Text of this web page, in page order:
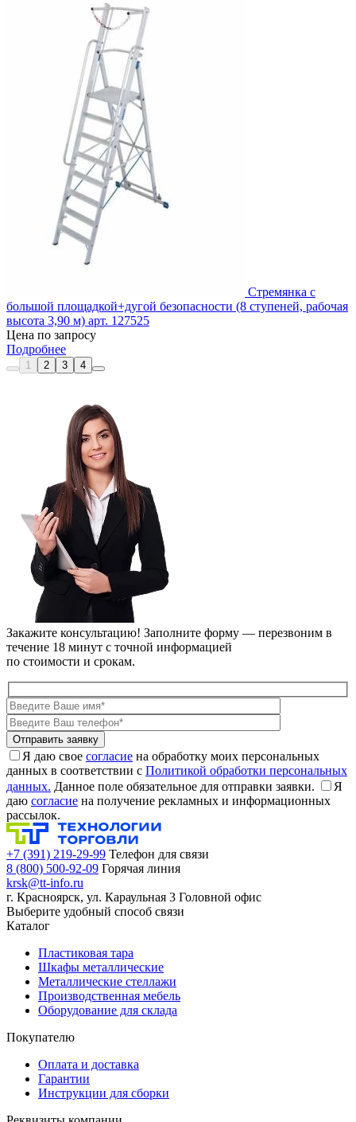
Стремянка с
большой площадкой+дугой безопасности (8 ступеней, рабочая
высота 3,90 м) арт. 127525
Цена по запросу
Подробнее
1 2 3 4
Закажите консультацию! Заполните форму — перезвоним в
течение 18 минут с точной информацией
по стоимости и срокам.
Я даю свое согласие на обработку моих персональных
данных в соответствии с Политикой обработки персональных
данных. Данное поле обязательное для отправки заявки.
Я
даю согласие на получение рекламных и информационных
рассылок.
+7 (391) 219-29-99 Телефон для связи
8 (800) 500-92-09 Горячая линия
krsk@tt-info.ru
г. Красноярск, ул. Караульная 3 Головной офис
Выберите удобный способ связи
Каталог
Пластиковая тара
Шкафы металлические
Металлические стеллажи
Производственная мебель
Оборудование для склада
Покупателю
Оплата и доставка
Гарантии
Инструкции для сборки